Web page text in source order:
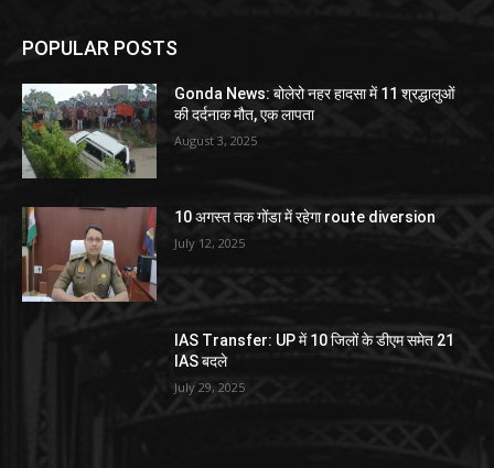
POPULAR POSTS
Gonda News: बोलेरो नहर हादसा में 11 श्रद्धालुओं
की दर्दनाक मौत, एक लापता
August 3, 2025
10 अगस्त तक गोंडा में रहेगा route diversion
July 12, 2025
IAS Transfer: UP में 10 जिलों के डीएम समेत 21
IAS बदले
July 29, 2025